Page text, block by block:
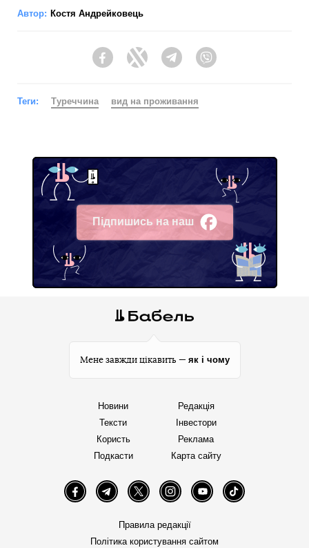
Автор: Костя Андрейковець
FacebookTwitter Telegram
Теги: Туреччина вид на проживання
Підпишись на наш
Facebook
Мене завжди цікавить — як і чому
Новини
Тексти
Користь
Подкасти
Редакція
Інвестори
Реклама
Карта сайту
FacebookTelegramTwitter InstagramYouTube TikTok
Правила редакції
Політика користування сайтом